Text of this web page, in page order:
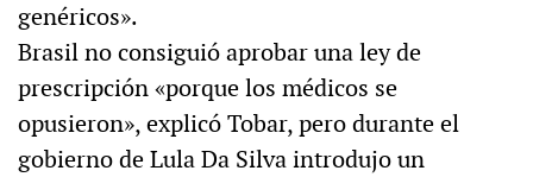
genéricos».
Brasil no consiguió aprobar una ley de
prescripción «porque los médicos se
opusieron», explicó Tobar, pero durante el
gobierno de Lula Da Silva introdujo un